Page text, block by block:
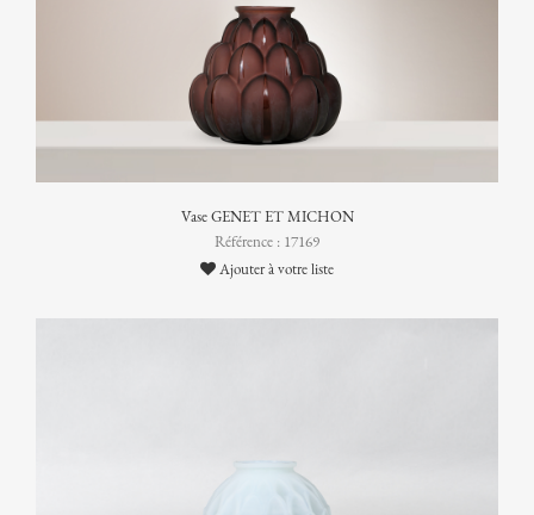
Vase GENET ET MICHON
Référence : 17169
Ajouter à votre liste